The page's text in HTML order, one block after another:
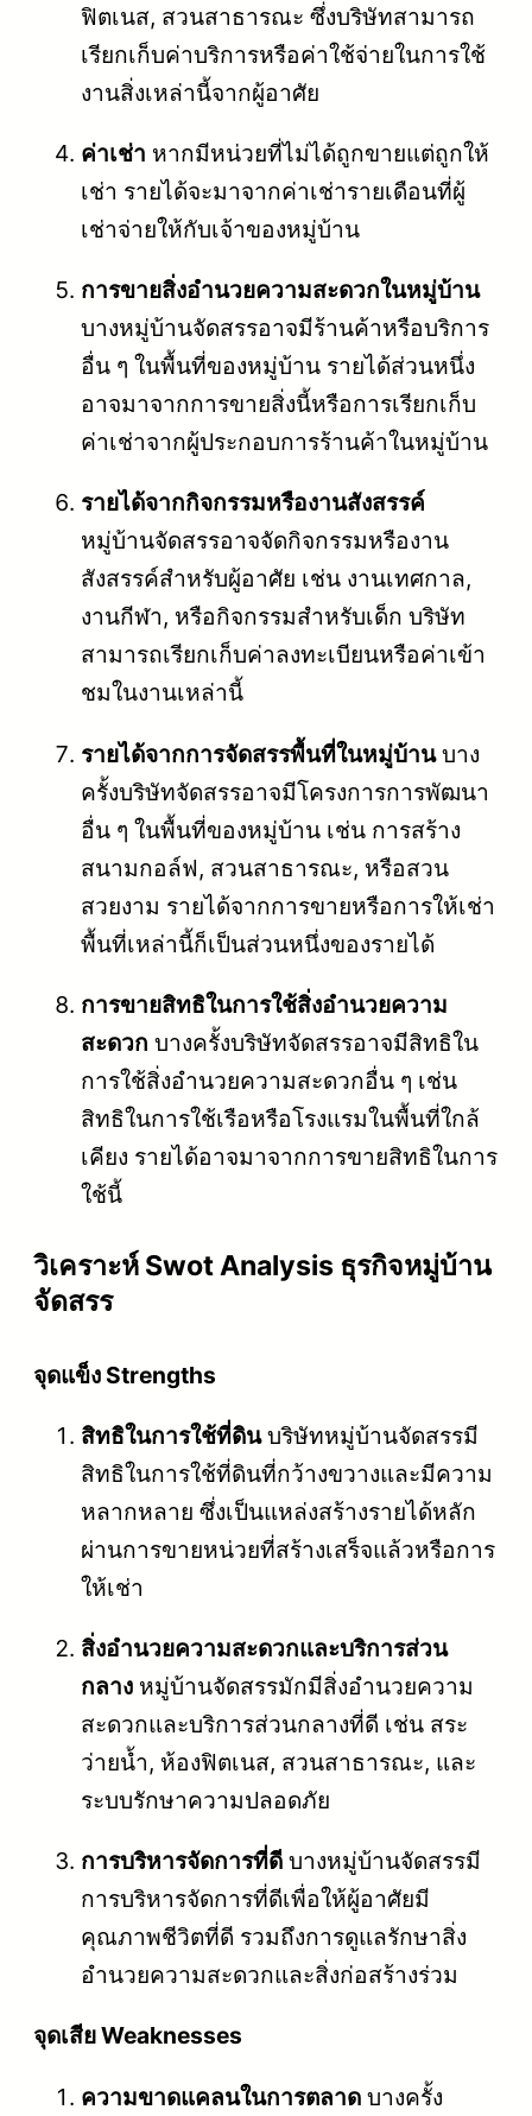
ฟิตเนส, สวนสาธารณะ ซึ่งบริษัทสามารถ
เรียกเก็บค่าบริการหรือค่าใช้จ่ายในการใช้
งานสิ่งเหล่านี้จากผู้อาศัย
ค่าเช่า หากมีหน่วยที่ไม่ได้ถูกขายแต่ถูกให้
เช่า รายได้จะมาจากค่าเช่ารายเดือนที่ผู้
เช่าจ่ายให้กับเจ้าของหมู่บ้าน
การขายสิ่งอำนวยความสะดวกในหมู่บ้าน
บางหมู่บ้านจัดสรรอาจมีร้านค้าหรือบริการ
อื่น ๆ ในพื้นที่ของหมู่บ้าน รายได้ส่วนหนึ่ง
อาจมาจากการขายสิ่งนี้หรือการเรียกเก็บ
ค่าเช่าจากผู้ประกอบการร้านค้าในหมู่บ้าน
รายได้จากกิจกรรมหรืองานสังสรรค์
หมู่บ้านจัดสรรอาจจัดกิจกรรมหรืองาน
สังสรรค์สำหรับผู้อาศัย เช่น งานเทศกาล,
งานกีฬา, หรือกิจกรรมสำหรับเด็ก บริษัท
สามารถเรียกเก็บค่าลงทะเบียนหรือค่าเข้า
ชมในงานเหล่านี้
รายได้จากการจัดสรรพื้นที่ในหมู่บ้านบาง
ครั้งบริษัทจัดสรรอาจมีโครงการการพัฒนา
อื่น ๆ ในพื้นที่ของหมู่บ้าน เช่น การสร้าง
สนามกอล์ฟ, สวนสาธารณะ, หรือสวน
สวยงาม รายได้จากการขายหรือการให้เช่า
พื้นที่เหล่านี้ก็เป็นส่วนหนึ่งของรายได้
การขายสิทธิในการใช้สิ่งอำนวยความ
สะดวก บางครั้งบริษัทจัดสรรอาจมีสิทธิใน
การใช้สิ่งอำนวยความสะดวกอื่น ๆ เช่น
สิทธิในการใช้เรือหรือโรงแรมในพื้นที่ใกล้
เคียง รายได้อาจมาจากการขายสิทธิในการ
ใช้นี้
วิเคราะห์ Swot Analysis ธุรกิจหมู่บ้าน
จัดสรร
จุดแข็ง Strengths
สิทธิในการใช้ที่ดินบริษัทหมู่บ้านจัดสรรมี
สิทธิในการใช้ที่ดินที่กว้างขวางและมีความ
หลากหลาย ซึ่งเป็นแหล่งสร้างรายได้หลัก
ผ่านการขายหน่วยที่สร้างเสร็จแล้วหรือการ
ให้เช่า
สิ่งอำนวยความสะดวกและบริการส่วน
กลาง หมู่บ้านจัดสรรมักมีสิ่งอำนวยความ
สะดวกและบริการส่วนกลางที่ดี เช่น สระ
ว่ายน้ำ, ห้องฟิตเนส, สวนสาธารณะ, และ
ระบบรักษาความปลอดภัย
การบริหารจัดการที่ดี บางหมู่บ้านจัดสรรมี
การบริหารจัดการที่ดีเพื่อให้ผู้อาศัยมี
คุณภาพชีวิตที่ดี รวมถึงการดูแลรักษาสิ่ง
อำนวยความสะดวกและสิ่งก่อสร้างร่วม
จุดเสีย Weaknesses
ความขาดแคลนในการตลาด บางครั้ง